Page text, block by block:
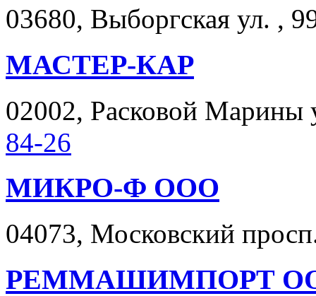
03680, Выборгская ул. ,
МАСТЕР-КАР
02002, Расковой Марины
84-26
МИКРО-Ф ООО
04073, Московский
РЕММАШИМПОРТ